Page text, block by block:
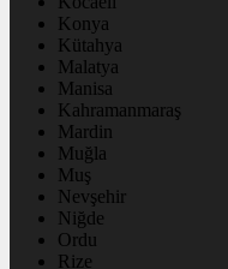
Konya
Kütahya
Malatya
Manisa
Kahramanmaraş
Mardin
Muğla
Muş
Nevşehir
Niğde
Ordu
Rize